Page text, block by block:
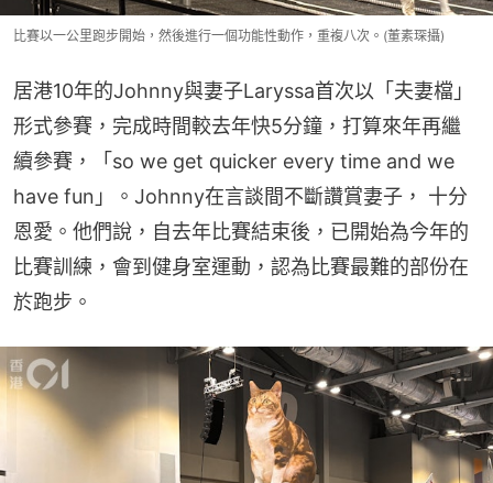
比賽以一公里跑步開始，然後進行一個功能性動作，重複八次。(董素琛攝)
居港10年的Johnny與妻子Laryssa首次以「夫妻檔」
形式參賽，完成時間較去年快5分鐘，打算來年再繼
續參賽，「so we get quicker every time and we
have fun」。Johnny在言談間不斷讚賞妻子， 十分
恩愛。他們說，自去年比賽結束後，已開始為今年的
比賽訓練，會到健身室運動，認為比賽最難的部份在
於跑步。